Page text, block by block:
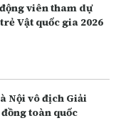
viên tham dự
Vật quốc gia 2026
Nội vô địch Giải
toàn quốc